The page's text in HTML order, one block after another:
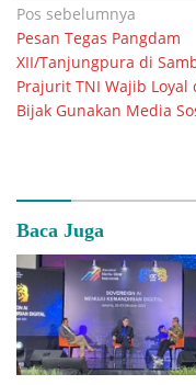
Navigasi
pos
Pos sebelumnya
Pesan Tegas Pangdam
XII/Tanjungpura di
Prajurit TNI Wajib Loyal
Bijak Gunakan Media
Baca Juga